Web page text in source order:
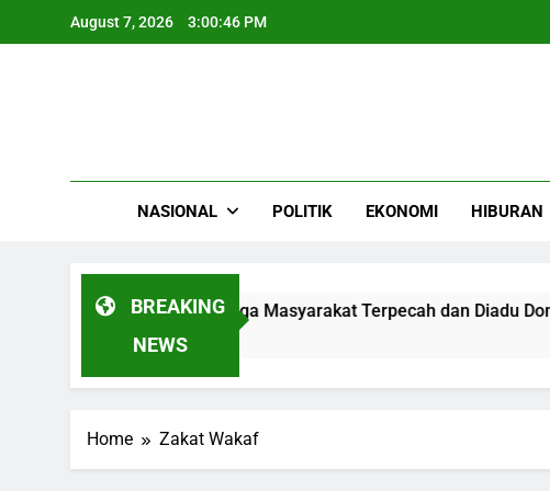
August 7, 2026 3:00:46 PM
NASIONAL POLITIK EKONOMI HIBURAN
BREAKING
NEWS
DPRD Cianjur Warga Masyarakat Terpecah dan Diadu Domba
Home Zakat Wakaf